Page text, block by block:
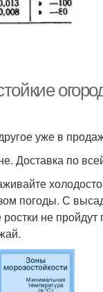
уже в
Доставка по
погоды. С
не